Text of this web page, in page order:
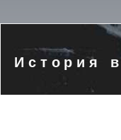
История